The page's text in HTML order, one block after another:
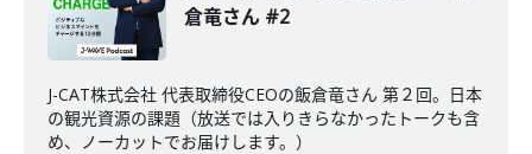
倉竜さん #2
J-CAT株式会社 代表取締役CEOの飯倉竜さん 第２回。日本
の観光資源の課題（放送では入りきらなかったトークも含
め、ノーカットでお届けします。）